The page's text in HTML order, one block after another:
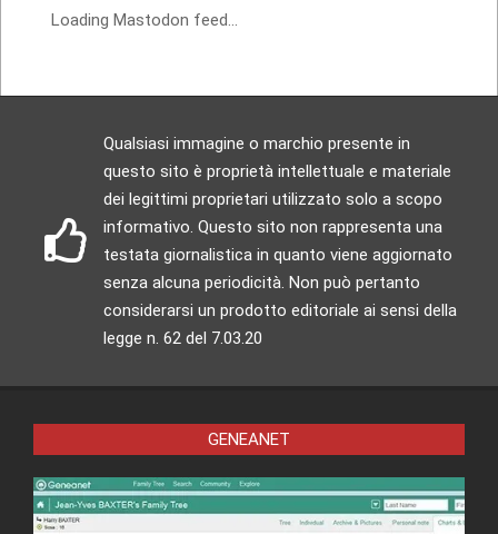
Loading Mastodon feed...
Qualsiasi immagine o marchio presente in
questo sito è proprietà intellettuale e materiale
dei legittimi proprietari utilizzato solo a scopo
informativo. Questo sito non rappresenta una
testata giornalistica in quanto viene aggiornato
senza alcuna periodicità. Non può pertanto
considerarsi un prodotto editoriale ai sensi della
legge n. 62 del 7.03.20
GENEANET